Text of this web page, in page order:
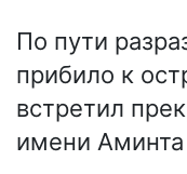
По пути
прибило к
встретил
имени